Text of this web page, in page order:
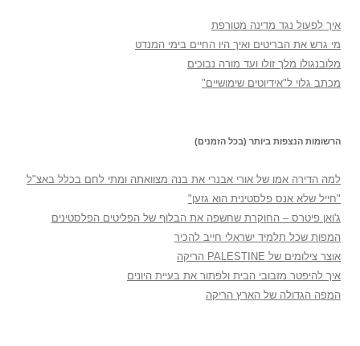
איך לפעול נגד מדינה מטורפת
מי גרש את הבריטים ואיך היו החיים בימי המנדט
מלובנגולו מלך זולו ועד מורה נבוכים
מכתב גלוי ל"אידיוטים שימושיים"
הרשומות הנצפות ביותר (בכל הזמנים)
למה הדירה אמו של אורי אבנרי את בנה מצוואתה ומתי לחם בכלל באצ"ל
"חייל שלא אנס פלסטינית הוא גזען"
ג'ואן פיטרס – החוקרת שחשפה את הבלוף של הפליטים הפלסטינים
המפות שכל תלמיד ישראלי חייב להכיר
אוצר צילומים של PALESTINE הריקה
איך להיפטר מזבובי הבית ולפתור את בעיית היונים
המפה הגדולה של הארץ הריקה